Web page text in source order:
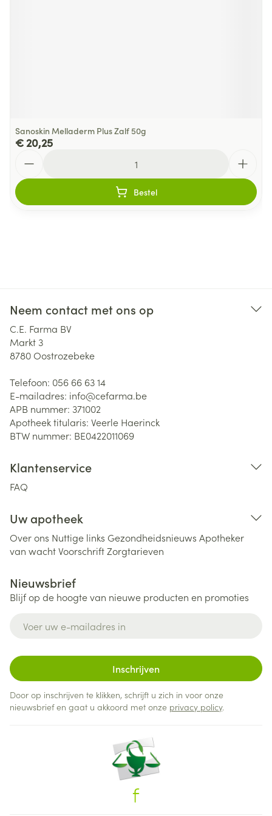
Sanoskin Melladerm Plus Zalf 50g
€ 20,25
Bestel
Neem contact met ons op
C.E. Farma BV
Markt 3
8780Oostrozebeke
Telefoon: 056 66 63 14
E-mailadres: info@cefarma.be
APB nummer: 371002
Apotheek titularis: Veerle Haerinck
BTW nummer: BE0422011069
Klantenservice
FAQ
Uw apotheek
Over ons Nuttige links Gezondheidsnieuws Apotheker
van wachtVoorschriftZorgtarieven
Nieuwsbrief
Blijf op de hoogte van nieuwe producten en promoties
Inschrijven
Door op inschrijven te klikken, schrijft u zich in voor onze
nieuwsbrief en gaat u akkoord met onze privacy policy.